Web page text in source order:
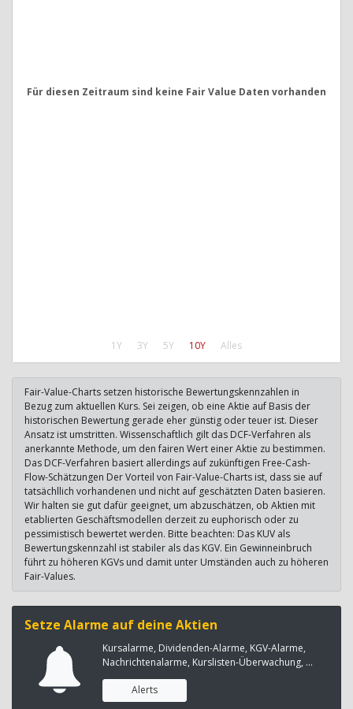
1Y 3Y 5Y 10Y Alles
Für diesen Zeitraum sind keine Fair Value Daten vorhanden
Fair-Value-Charts setzen historische Bewertungskennzahlen in
Bezug zum aktuellen Kurs. Sei zeigen, ob eine Aktie auf Basis der
historischen Bewertung gerade eher günstig oder teuer ist. Dieser
Ansatz ist umstritten. Wissenschaftlich gilt das DCF-Verfahren als
anerkannte Methode, um den fairen Wert einer Aktie zu bestimmen.
Das DCF-Verfahren basiert allerdings auf zukünftigen Free-Cash-
Flow-Schätzungen Der Vorteil von Fair-Value-Charts ist, dass sie auf
tatsächllich vorhandenen und nicht auf geschätzten Daten basieren.
Wir halten sie gut dafür geeignet, um abzuschätzen, ob Aktien mit
etablierten Geschäftsmodellen derzeit zu euphorisch oder zu
pessimistisch bewertet werden. Bitte beachten: Das KUV als
Bewertungskennzahl ist stabiler als das KGV. Ein Gewinneinbruch
führt zu höheren KGVs und damit unter Umständen auch zu höheren
Fair-Values.
Setze Alarme auf deine Aktien
Kursalarme, Dividenden-Alarme, KGV-Alarme,
Nachrichtenalarme, Kurslisten-Überwachung, ...
Alerts